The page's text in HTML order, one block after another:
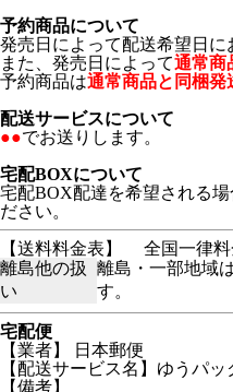
予約商品について
発売日によって配送希望日に
また、発売日によって通常商
予約商品は通常商品と同梱発
配送サービスについて
●●でお送りします。
宅配BOXについて
宅配BOX配達を希望される場
ださい。
【送料料金表】
全国一律料
離島他の扱
い
離島・一部地域
す。
宅配便
【業者】 日本郵便
【配送サービス名】ゆうパッ
【備考】